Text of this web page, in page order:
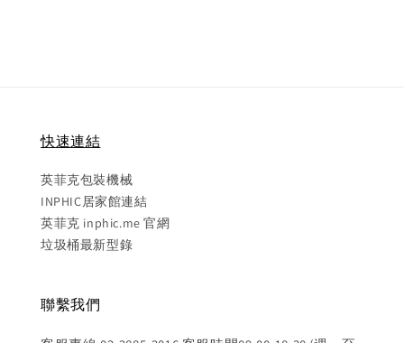
快速連結
英菲克包裝機械
INPHIC居家館連結
英菲克 inphic.me 官網
垃圾桶最新型錄
聯繫我們